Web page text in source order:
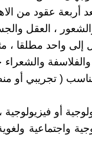
أربعة عقود من
والشعور ، العقل
إلى واحد مطلقا
والفلاسفة
( تجريبي أو
أو
واجتماعية